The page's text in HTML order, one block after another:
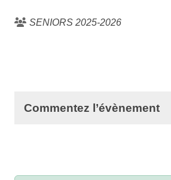
SENIORS 2025-2026
Commentez l’évènement